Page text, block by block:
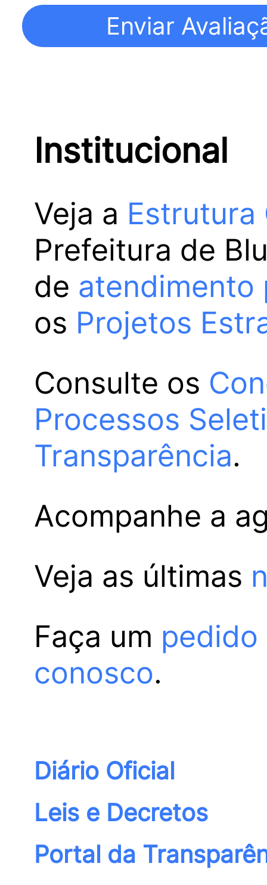
Institucional
Veja a Estrutura
Prefeitura de
de atendimento
os Projetos
Consulte os
Processos
Transparência.
Acompanhe a
Veja as últimas
Faça um pedido
conosco.
Diário Oficial
Leis e Decretos
Portal da